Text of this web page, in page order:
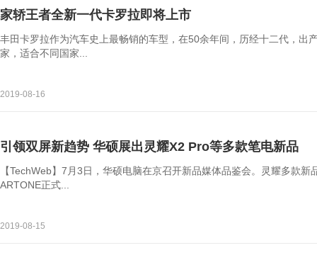
家轿王者全新一代卡罗拉即将上市
丰田卡罗拉作为汽车史上最畅销的车型，在50余年间，历经十二代，出
家，适合不同国家...
2019-08-16
引领双屏新趋势 华硕展出灵耀X2 Pro等多款笔电新品
【TechWeb】7月3日，华硕电脑在京召开新品媒体品鉴会。灵耀多款
ARTONE正式...
2019-08-15